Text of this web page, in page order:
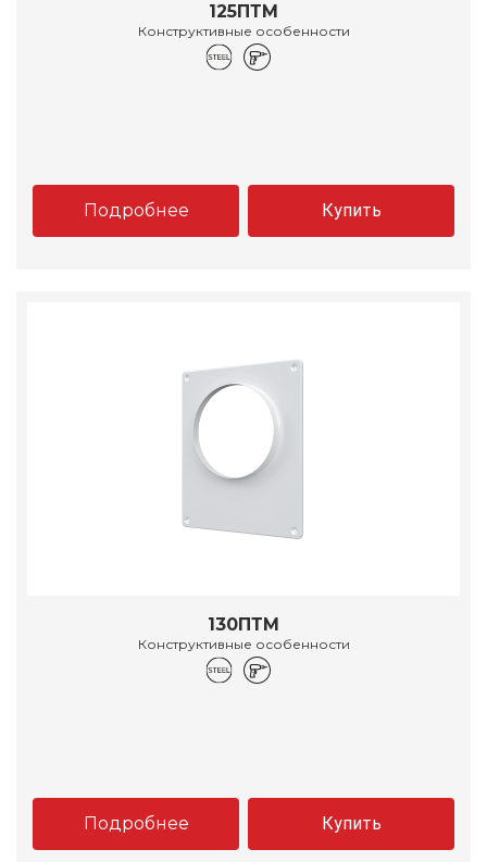
125ПТМ
Конструктивные особенности
Подробнее Купить
130ПТМ
Конструктивные особенности
Подробнее Купить